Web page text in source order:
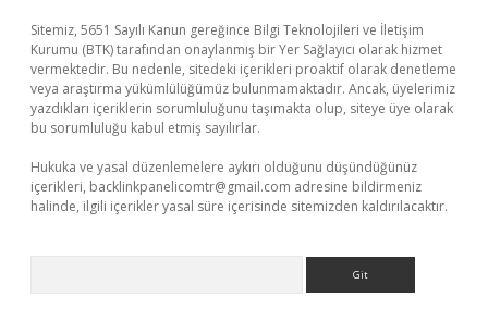
Sitemiz, 5651 Sayılı Kanun gereğince Bilgi Teknolojileri ve İletişim
Kurumu (BTK) tarafından onaylanmış bir Yer Sağlayıcı olarak hizmet
vermektedir. Bu nedenle, sitedeki içerikleri proaktif olarak denetleme
veya araştırma yükümlülüğümüz bulunmamaktadır. Ancak, üyelerimiz
yazdıkları içeriklerin sorumluluğunu taşımakta olup, siteye üye olarak
bu sorumluluğu kabul etmiş sayılırlar.
Hukuka ve yasal düzenlemelere aykırı olduğunu düşündüğünüz
içerikleri, backlinkpanelicomtr@gmail.com adresine bildirmeniz
halinde, ilgili içerikler yasal süre içerisinde sitemizden kaldırılacaktır.